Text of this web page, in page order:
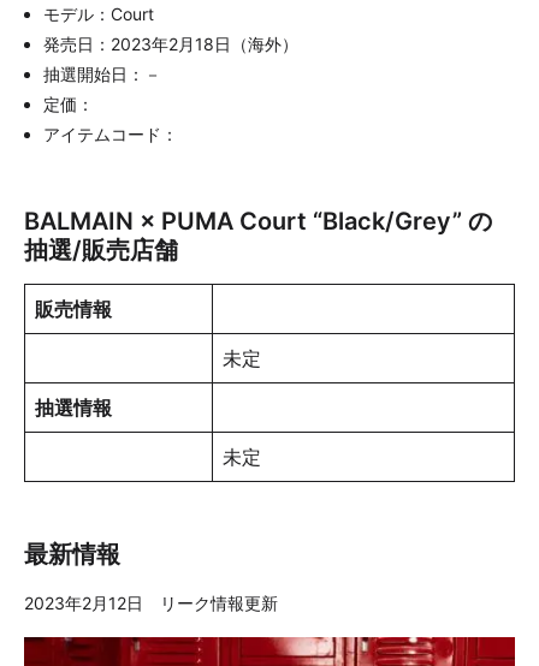
モデル：Court
発売日：2023年2月18日（海外）
抽選開始日：－
定価：
アイテムコード：
BALMAIN × PUMA Court “Black/Grey” の
抽選/販売店舗
販売情報
未定
抽選情報
未定
最新情報
2023年2月12日 リーク情報更新